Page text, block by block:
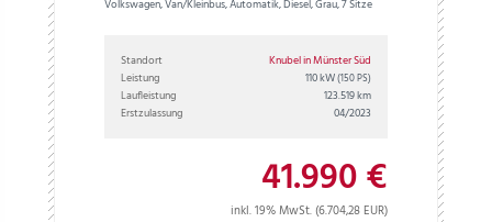
Volkswagen, Van/Kleinbus, Automatik, Diesel, Grau, 7 Sitze
Standort
Knubel in Münster Süd
Leistung
110 kW(150 PS)
Laufleistung
123.519 km
Erstzulassung
04/2023
41.990 €
inkl. 19% MwSt. (6.704,28 EUR)